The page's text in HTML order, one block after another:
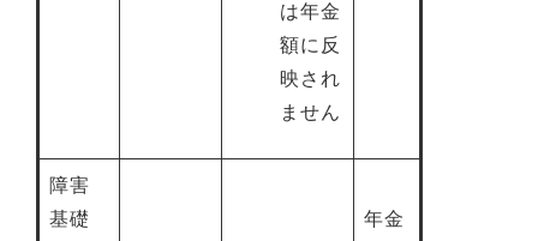
は年金
額に反
映され
ません
障害
基礎
年金